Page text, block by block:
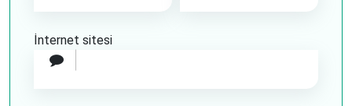
İnternet sitesi